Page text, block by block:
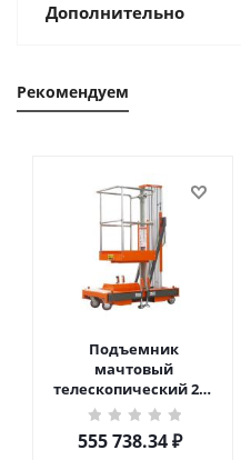
Дополнительно
Рекомендуем
Подъемник
мачтовый
телескопический 200
кг 6 м TOR GTWY6-200S
DC 2-мачтовый
(автономный) (G) в
555 738.34₽